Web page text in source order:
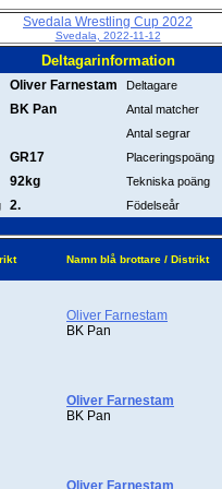
Svedala Wrestling Cup 2022
Svedala, 2022-11-12
Deltagarinformation
Oliver Farnestam Deltagare
BK Pan Antal matcher
Antal segrar
GR17 Placeringspoäng
92kg Tekniska poäng
2. Födelseår
Namn blå brottare / Distrikt
Oliver Farnestam
BK Pan
Oliver Farnestam
BK Pan
Oliver Farnestam